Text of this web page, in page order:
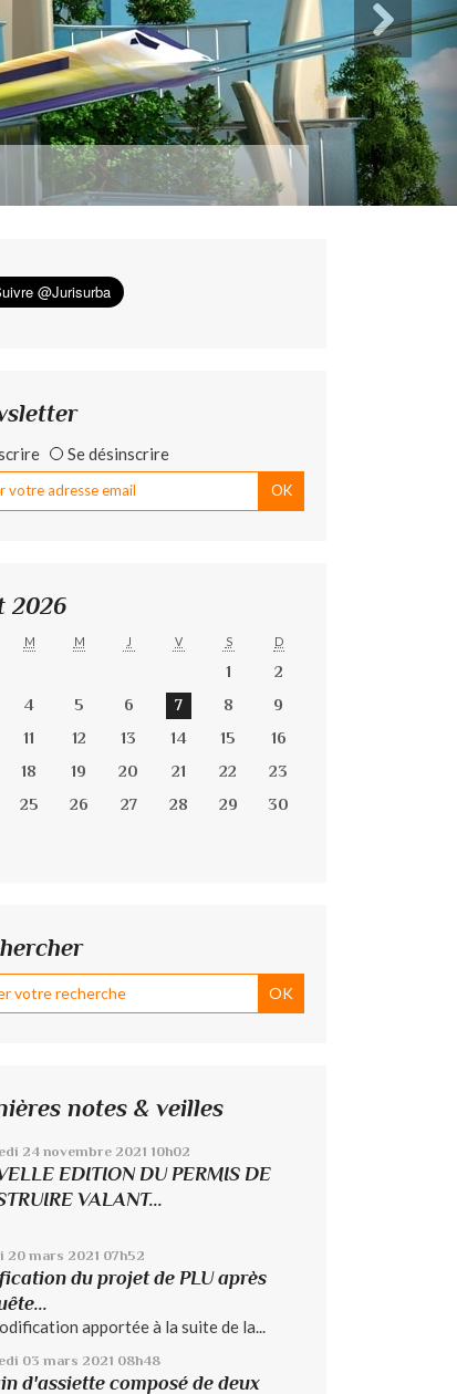
Se désinscrire
2026
M M J V S D
1
2
4 5 6 7 8
9
11 12 13 14 15
16
18 19 20 21 22
23
25 26 27 28 29
30
notes & veilles
24 novembre 2021 10h02
EDITION DU PERMIS DE
VALANT...
20mars 2021 07h52
du projet de PLU après
apportée à la suite de la...
03 mars 2021 08h48
d'assiette composé de deux